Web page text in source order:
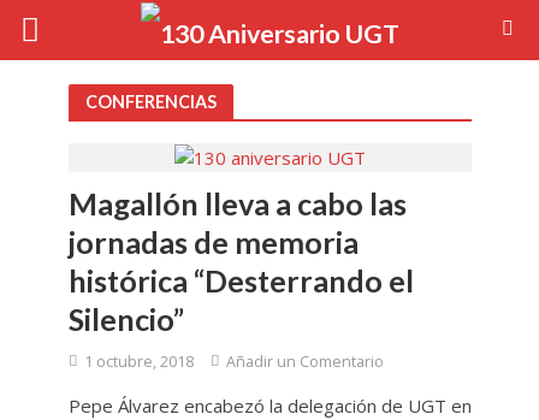
CONFERENCIAS
Magallón lleva a cabo las
jornadas de memoria
histórica “Desterrando el
Silencio”
1 octubre, 2018 Añadir un Comentario
Pepe Álvarez encabezó la delegación de UGT en